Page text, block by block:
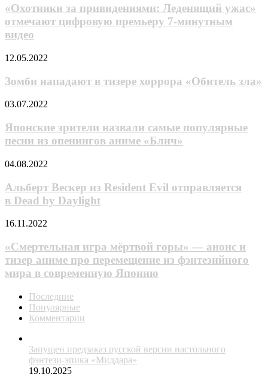
создателя
«Семи
грехов»
«Четырёх
апокалипсиса»
привидениями:
ужас»
отмечают
премьеру
минутным
«Охотники за привидениями: Леденящий ужас»
отмечают цифровую премьеру 7-минутным
видео
Зомби
в
тизере
хоррора
зла»
12.05.2022
Зомби нападают в тизере хоррора «Обитель зла»
Японские
назвали
самые
популярные
из
аниме
«Блич»
03.07.2022
Японские зрители назвали самые популярные
песни из опенингов аниме «Блич»
Альберт
из Resident
Evil
отправляется
by Daylight
04.08.2022
Альберт Вескер из Resident Evil отправляется
в Dead by Daylight
«Смертельная
мёртвой
горы»
—
анонс
тизер
аниме
фэнтезийного
16.11.2022
«Смертельная игра мёртвой горы» — анонс и
тизер аниме про перемещение из фэнтезийного
мира в современную Японию
Последние
Популярные
Комментарии
Запущен предзаказ русской версии настольного
фэнтези-эпика «Миддара»
19.10.2025